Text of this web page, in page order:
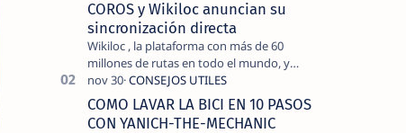
COROS y Wikiloc anuncian su
sincronización directa
Wikiloc , la plataforma con más de 60
millones de rutas en todo el mundo, y
COROS , marca de dispositivos GPS
reconocida mundialmente por su
tecnolo…
COMO LAVAR LA BICI EN 10 PASOS
CON YANICH-THE-MECHANIC